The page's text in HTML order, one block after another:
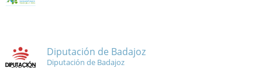
Diputación de Badajoz
Diputación de Badajoz